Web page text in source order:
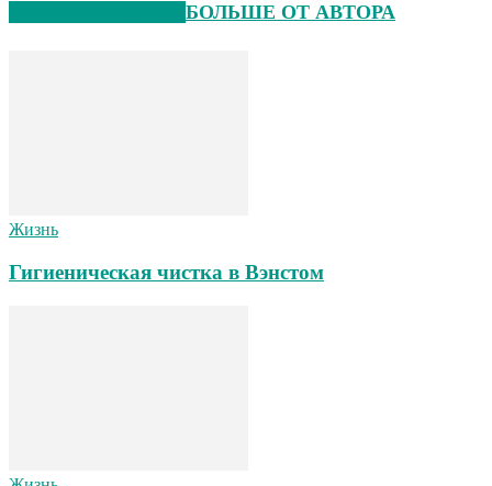
БОЛЬШЕ ОТ АВТОРА
Жизнь
Гигиеническая чистка в Вэнстом